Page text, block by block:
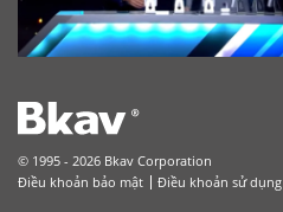
© 1995 - 2026 Bkav Corporation
Điều khoản bảo mật
Điều khoản sử dụng